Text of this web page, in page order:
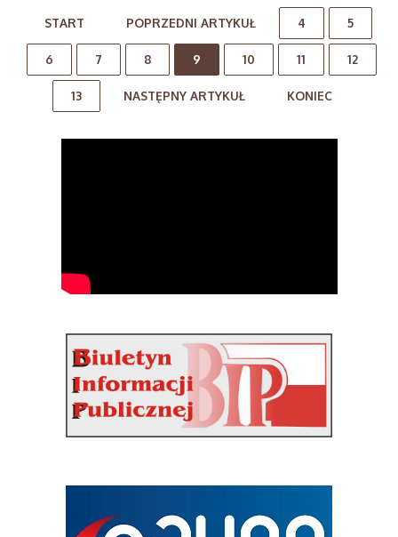
START POPRZEDNI ARTYKUŁ 4 5
6 7 8 9 10 11 12
13 NASTĘPNY ARTYKUŁ KONIEC